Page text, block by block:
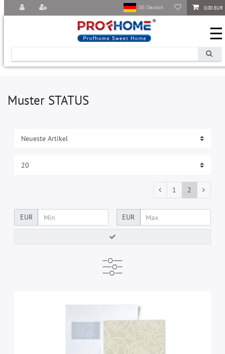
0,00 EUR
DE | Deutsch
☰
Muster STATUS
1 2
EUR EUR
Tapeten Muster